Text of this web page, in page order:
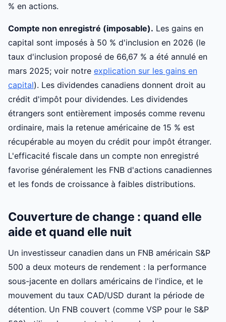
% en actions.
Compte non enregistré (imposable). Les gains en
capital sont imposés à 50 % d'inclusion en 2026 (le
taux d'inclusion proposé de 66,67 % a été annulé en
mars 2025; voir notre explication sur les gains en
capital). Les dividendes canadiens donnent droit au
crédit d'impôt pour dividendes. Les dividendes
étrangers sont entièrement imposés comme revenu
ordinaire, mais la retenue américaine de 15 % est
récupérable au moyen du crédit pour impôt étranger.
L'efficacité fiscale dans un compte non enregistré
favorise généralement les FNB d'actions canadiennes
et les fonds de croissance à faibles distributions.
Couverture de change : quand elle
aide et quand elle nuit
Un investisseur canadien dans un FNB américain S&P
500 a deux moteurs de rendement : la performance
sous-jacente en dollars américains de l'indice, et le
mouvement du taux CAD/USD durant la période de
détention. Un FNB couvert (comme VSP pour le S&P